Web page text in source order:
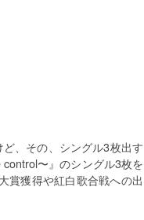
、その、シングル3枚出す
〜』のシングル3枚を
賞獲得や紅白歌合戦への出